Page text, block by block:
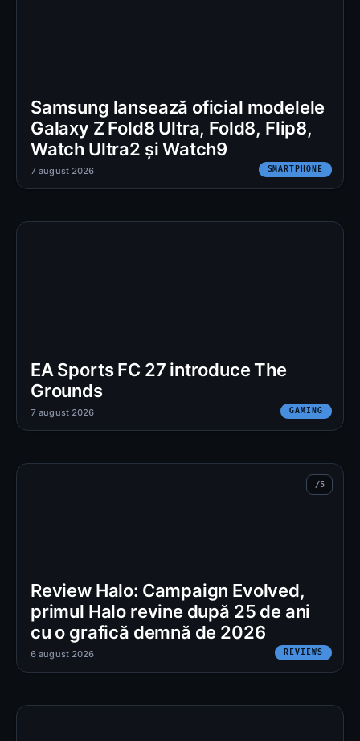
Samsung lansează oficial modelele
Galaxy Z Fold8 Ultra, Fold8, Flip8,
Watch Ultra2 și Watch9
SMARTPHONE
7 august 2026
EA Sports FC 27 introduce The
Grounds
GAMING
7 august 2026
Review Halo: Campaign Evolved,
primul Halo revine după 25 de ani
cu o grafică demnă de 2026
REVIEWS
6 august 2026